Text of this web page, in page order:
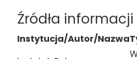
Źródła informacji
Instytucja/Autor/Nazwa